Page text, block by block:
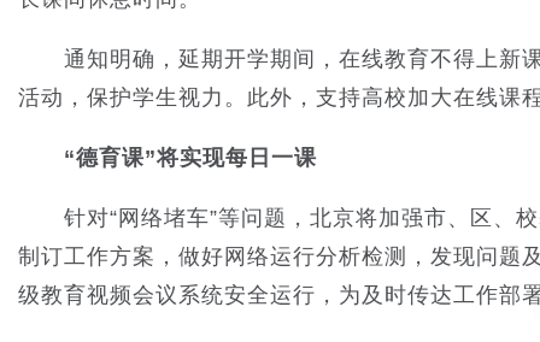
通知明确，延期开学期间，在线教育不得上新
活动，保护学生视力。此外，支持高校加大在线课
“德育课”将实现每日一课
针对“网络堵车”等问题，北京将加强市、区、
制订工作方案，做好网络运行分析检测，发现问题
级教育视频会议系统安全运行，为及时传达工作部